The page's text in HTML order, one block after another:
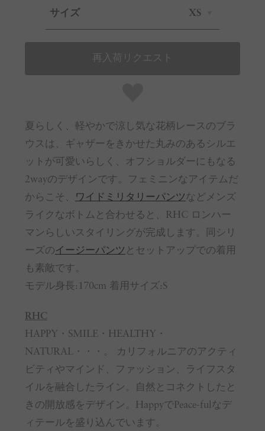
サイズ XS
再入荷リクエスト
夏らしく、軽やかで涼し気な花柄レースのブラ
ウスは、ギャザーをきかせた丸みのあるシルエ
ットが可愛いらしく、オフショルダーにもなる
2wayのデザインです。フェミニンなアイテムだ
からこそ、
ワイドミリタリーパンツなどメンズ
ライクなボトムと合わせると、RHC ロンハー
マンらしいスタイリングが完成します。同シリ
ーズのイージーパンツ とセットアップでの着用
も素敵です。
モデル身長:170cm 着用サイズ:S
RHC
HAPPY・SMILE・HEALTHY・
NATURAL・・・。 カリフォルニアのアクティ
ビティやマインド、ファッション、ライフスタ
イルを融合したライン。自然とコネクトしたと
きの開放感をデザイン。HappyでPeace-fulなデ
ィテールを盛り込んでいます。